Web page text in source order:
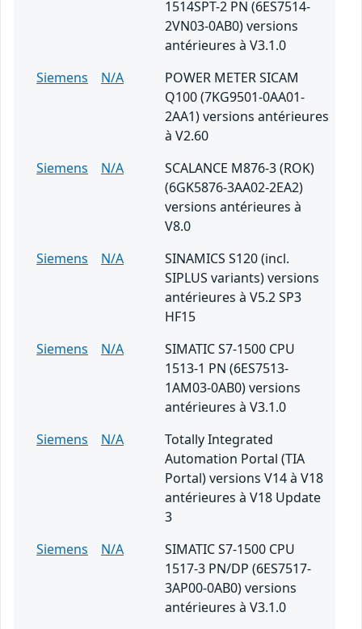
1514SPT-2 PN (6ES7514-
2VN03-0AB0) versions
antérieures à V3.1.0
Siemens
N/A
POWER METER SICAM
Q100 (7KG9501-0AA01-
2AA1) versions antérieures
à V2.60
Siemens
N/A
SCALANCE M876-3 (ROK)
(6GK5876-3AA02-2EA2)
versions antérieures à
V8.0
Siemens
N/A
SINAMICS S120 (incl.
SIPLUS variants) versions
antérieures à V5.2 SP3
HF15
Siemens
N/A
SIMATIC S7-1500 CPU
1513-1 PN (6ES7513-
1AM03-0AB0) versions
antérieures à V3.1.0
Siemens
N/A
Totally Integrated
Automation Portal (TIA
Portal) versions V14 à V18
antérieures à V18 Update
3
Siemens
N/A
SIMATIC S7-1500 CPU
1517-3 PN/DP (6ES7517-
3AP00-0AB0) versions
antérieures à V3.1.0